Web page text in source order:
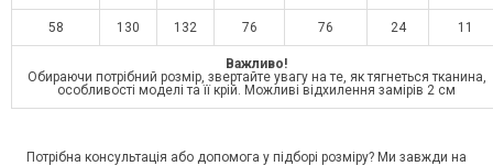
58 130 132 76 76 24 11
Важливо!
Обираючи потрібний розмір, звертайте увагу на те, як тягнеться тканина,
особливості моделі та її крій. Можливі відхилення замірів 2 см
Потрібна консультація або допомога у підборі розміру? Ми завжди на